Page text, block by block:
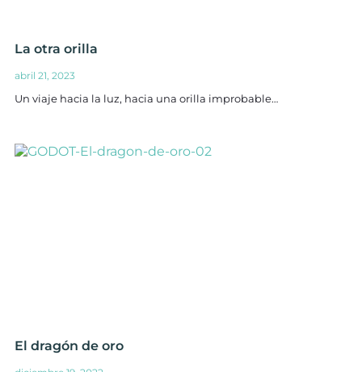
La otra orilla
abril 21, 2023
Un viaje hacia la luz, hacia una orilla improbable…
El dragón de oro